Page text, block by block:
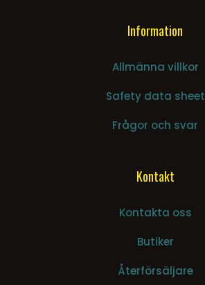
Information
Allmänna villkor
Safety data sheet
Frågor och svar
Kontakt
Kontakta oss
Butiker
Återförsäljare